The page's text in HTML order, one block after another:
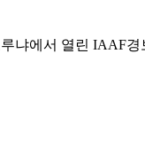
에서 열린 IAAF경